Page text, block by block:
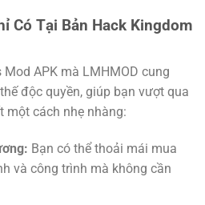
Có Tại Bản Hack Kingdom
APK mà LMHMOD cung
độc quyền, giúp bạn vượt qua
một cách nhẹ nhàng:
Bạn có thể thoải mái mua
và công trình mà không cần